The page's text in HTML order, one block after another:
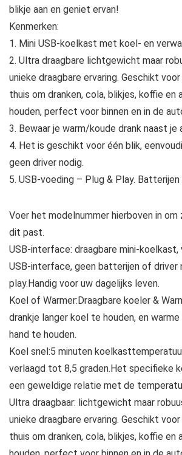
blikje aan en geniet ervan!
Kenmerken:
1. Mini USB-koelkast met koel- en
2. Ultra draagbare lichtgewicht maar
unieke draagbare ervaring. Geschikt
thuis om dranken, cola, blikjes, koffie en
houden, perfect voor binnen en in de
3. Bewaar je warm/koude drank naast je
4. Het is geschikt voor één blik,
geen driver nodig.
5. USB-voeding – Plug & Play. Batterijen
Voer het modelnummer hierboven in
dit past.
USB-interface: draagbare mini-koelkast,
USB-interface, geen batterijen of driver
play.Handig voor uw dagelijks leven.
Koel of Warmer:Draagbare koeler &
drankje langer koel te houden, en
hand te houden.
Koel snel:5 minuten
verlaagd tot 8,5 graden.Het specifieke
een geweldige relatie met de
Ultra draagbaar: lichtgewicht maar
unieke draagbare ervaring. Geschikt
thuis om dranken, cola, blikjes, koffie en